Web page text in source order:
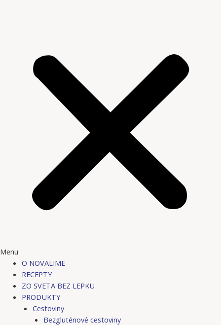
Menu
O NOVALIME
RECEPTY
ZO SVETA BEZ LEPKU
PRODUKTY
Cestoviny
Bezgluténové cestoviny